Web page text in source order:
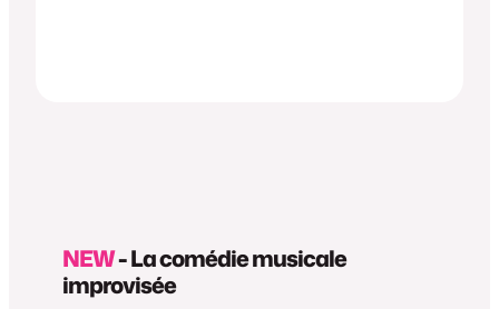
NEW- La comédie musicale
improvisée